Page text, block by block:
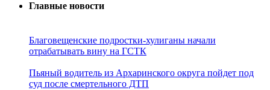
Главные новости
Благовещенские подростки-хулиганы начали
отрабатывать вину на ГСТК
Пьяный водитель из Архаринского округа пойдет под
суд после смертельного ДТП